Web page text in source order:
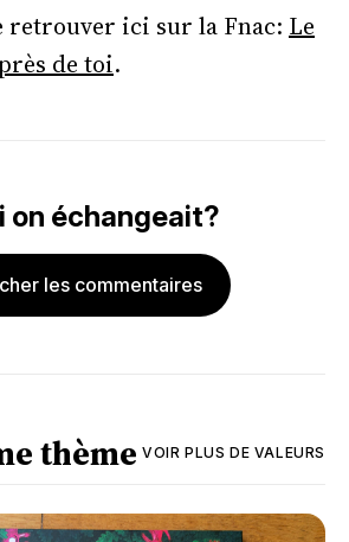
retrouver ici sur la Fnac: Le
de toi.
on échangeait?
les commentaires
thème VOIR PLUS DE VALEURS